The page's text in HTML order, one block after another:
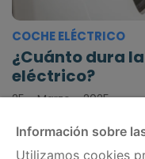
COCHE ELÉCTRICO
¿Cuánto dura
eléctrico?
25 - Marzo - 2025
Información sobre
Utilizamos cookies